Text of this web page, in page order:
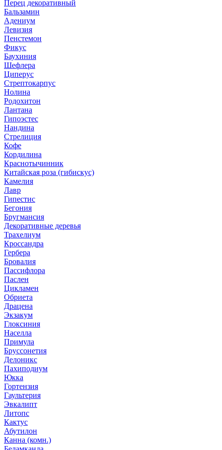
Перец декоративный
Бальзамин
Адениум
Левизия
Пенстемон
Фикус
Баухиния
Шефлера
Циперус
Стрептокарпус
Нолина
Родохитон
Лантана
Гипоэстес
Нандина
Стрелиция
Кофе
Кордилина
Краснотычинник
Китайская роза (гибискус)
Камелия
Лавр
Гипестис
Бегония
Бругмансия
Декоративные деревья
Трахелиум
Кроссандра
Гербера
Бровалия
Пассифлора
Паслен
Цикламен
Обриета
Драцена
Экзакум
Глоксиния
Населла
Примула
Бруссонетия
Делоникс
Пахиподиум
Юкка
Гортензия
Гаультерия
Эвкалипт
Литопс
Кактус
Абутилон
Канна (комн.)